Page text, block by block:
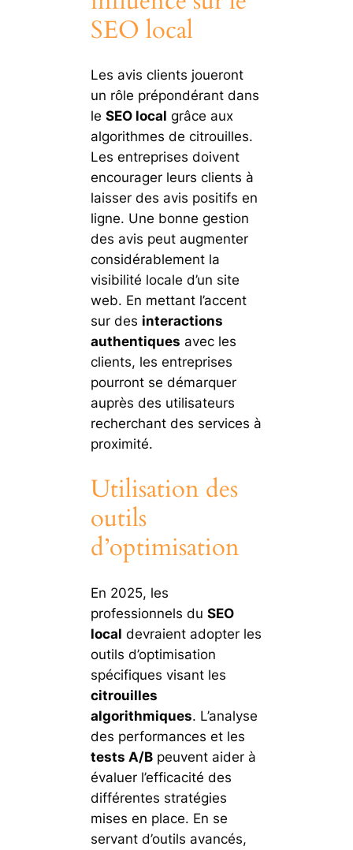
SEO local
Les avis clients joueront
un rôle prépondérant dans
leSEO local grâce aux
algorithmes de citrouilles.
Les entreprises doivent
encourager leurs clients à
laisser des avis positifs en
ligne. Une bonne gestion
des avis peut augmenter
considérablement la
visibilité locale d’un site
web. En mettant l’accent
sur des interactions
authentiques avec les
clients, les entreprises
pourront se démarquer
auprès des utilisateurs
recherchant des services à
proximité.
Utilisation des
outils
d’optimisation
En 2025, les
professionnels duSEO
local devraient adopter les
outils d’optimisation
spécifiques visant les
citrouilles
algorithmiques. L’analyse
des performances et les
tests A/B peuvent aider à
évaluer l’efficacité des
différentes stratégies
mises en place. En se
servant d’outils avancés,